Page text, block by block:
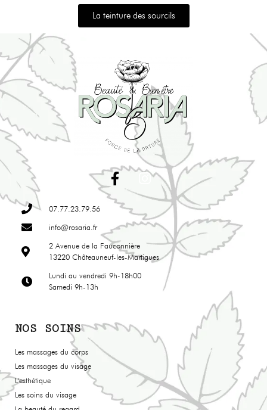
La teinture des sourcils
07.77.23.79.56
info@rosaria.fr
2 Avenue de la Fauconnière
13220 Châteauneuf-les-Martigues
Lundi au vendredi 9h-18h00
Samedi 9h-13h
NOS SOINS
Les massages du corps
Les massages du visage
L'esthétique
Les soins du visage